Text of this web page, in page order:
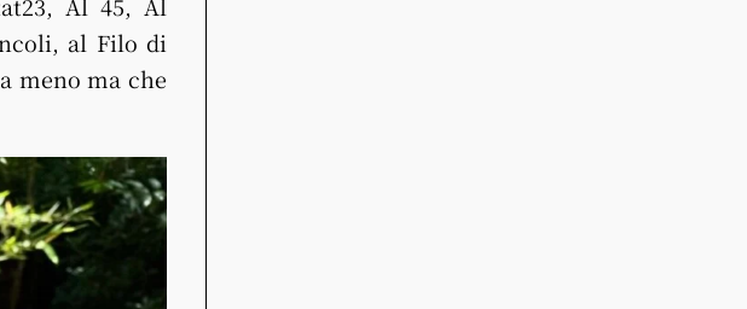
al Filo di
meno ma che